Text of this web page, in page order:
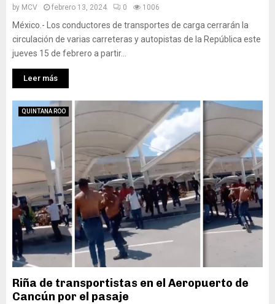
by MCV febrero 13, 2024 0 1006
México.- Los conductores de transportes de carga cerrarán la
circulación de varias carreteras y autopistas de la República este
jueves 15 de febrero a partir...
Leer más
QUINTANA ROO
Riña de transportistas en el Aeropuerto de
Cancún por el pasaje